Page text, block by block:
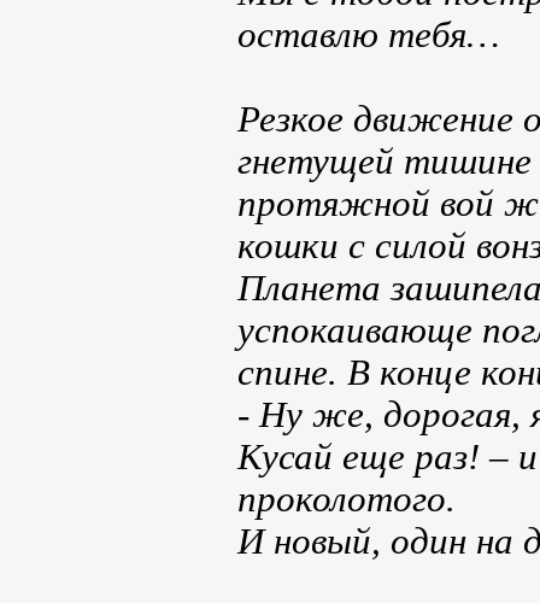
оставлю тебя…
Резкое движение
гнетущей тишине
протяжной вой
кошки с силой
Планета
успокаивающе
спине. В конце
- Ну же, дорогая,
Кусай еще раз! –
проколотого.
И новый, один на